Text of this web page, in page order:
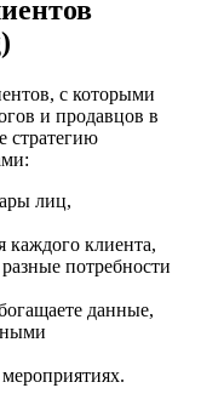
с которыми
и продавцов в
стратегию
лиц,
каждого клиента,
потребности
данные,